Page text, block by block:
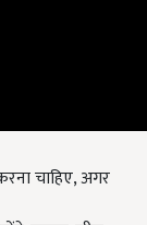
चाहिए, अगर